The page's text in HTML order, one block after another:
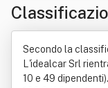
Secondo la
L'idealcar Srl
10 e 49